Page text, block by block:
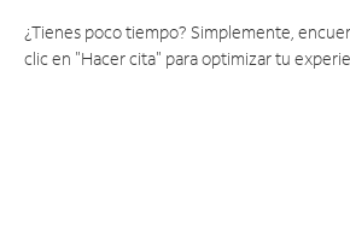
¿Tienes poco tiempo? Simplemente,
clic en "Hacer cita" para optimizar tu